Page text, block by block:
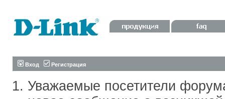
Вход Регистрация
Уважаемые посетители